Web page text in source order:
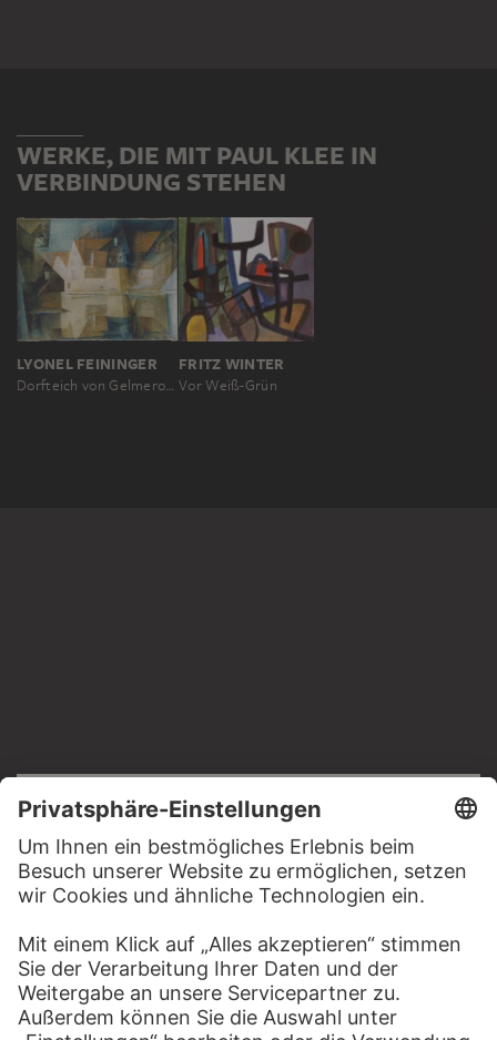
WERKE, DIE MIT PAUL KLEE IN
VERBINDUNG STEHEN
LYONEL FEININGER
Dorfteich von Gelmeroda
FRITZ WINTER
Vor Weiß-Grün
Impressum
Datenschutz
Copyright © 2026 Städel Museum
All rights reserved.
DIGITALE SAMMLUNG
Startseite
Werke
Künstler